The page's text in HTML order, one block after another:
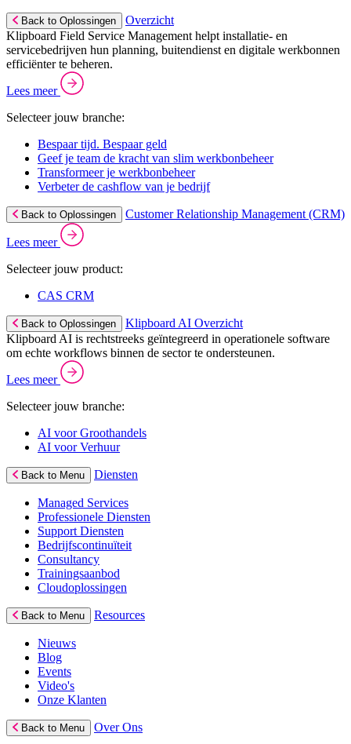
Back to Oplossingen
Overzicht
Klipboard Field Service Management helpt installatie- en
servicebedrijven hun planning, buitendienst en digitale werkbonnen
efficiënter te beheren.
Lees meer
Selecteer jouw branche:
Bespaar tijd. Bespaar geld
Geef je team de kracht van slim werkbonbeheer
Transformeer je werkbonbeheer
Verbeter de cashflow van je bedrijf
Back to Oplossingen Customer Relationship Management (CRM)
Lees meer
Selecteer jouw product:
CAS CRM
Back to Oplossingen
Klipboard AI Overzicht
Klipboard AI is rechtstreeks geïntegreerd in operationele software
om echte workflows binnen de sector te ondersteunen.
Lees meer
Selecteer jouw branche:
AI voor Groothandels
AI voor Verhuur
Back to Menu Diensten
Managed Services
Professionele Diensten
Support Diensten
Bedrijfscontinuïteit
Consultancy
Trainingsaanbod
Cloudoplossingen
Back to Menu Resources
Nieuws
Blog
Events
Video's
Onze Klanten
Back to Menu Over Ons